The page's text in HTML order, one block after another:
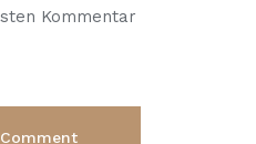
Kommentar